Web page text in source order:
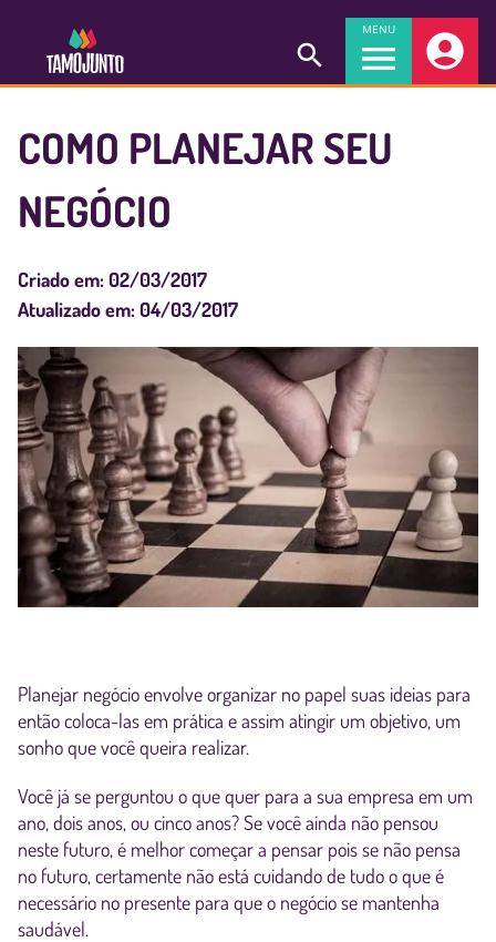
MENU
COMO PLANEJAR SEU
NEGÓCIO
Criado em:02/03/2017
Atualizado em:04/03/2017
Planejar negócio envolve organizar no papel suas ideias para
então coloca-las em prática e assim atingir um objetivo, um
sonho que você queira realizar.
Você já se perguntou o que quer para a sua empresa em um
ano, dois anos, ou cinco anos? Se você ainda não pensou
neste futuro, é melhor começar a pensar pois se não pensa
no futuro, certamente não está cuidando de tudo o que é
necessário no presente para que o negócio se mantenha
saudável.